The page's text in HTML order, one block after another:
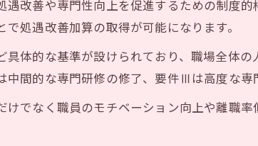
過措置を活用した放課後等デイサービス計画術
イサービスのキャリアパス要件440万円の
要件に関する放課後等デイサービス現場での
の放課後等デイサービスキャリアパス対応策
改善や専門性向上を促進するための制度
遇改善加算の取得が可能になります。
体的な基準が設けられており、職場全体
間的な専門研修の修了、要件Ⅲは高度な専
でなく職員のモチベーション向上や離職